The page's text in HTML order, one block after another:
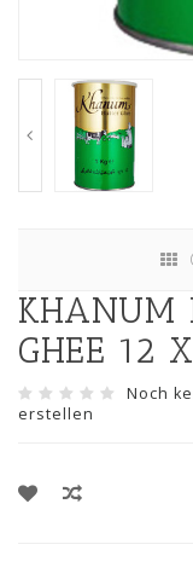
KHANUM
GHEE 12
Noch
erstellen